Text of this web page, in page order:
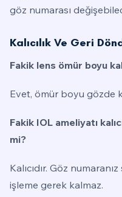
göz numarası
Kalıcılık Ve Geri
Fakik lens ömür boyu
Evet, ömür boyu gözde
Fakik IOL ameliyatı
mi?
Kalıcıdır. Göz
işleme gerek kalmaz.